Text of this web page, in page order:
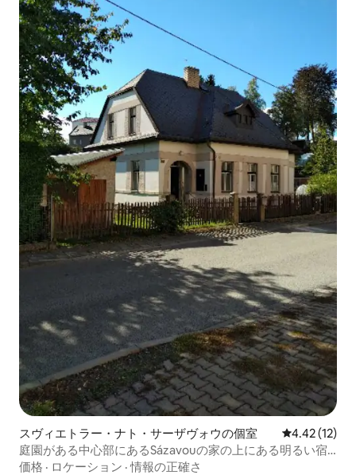
スヴィエトラー・ナト・サーザヴォウの個室 レビュー12
4.42 (12)
庭園がある中心部にあるSázavouの家の上にある明るい宿
泊先
価格 · ロケーション ·情報の正確さ